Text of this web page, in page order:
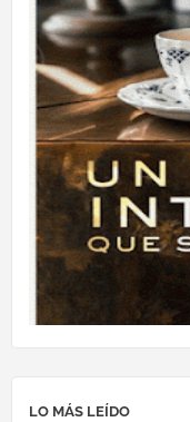
LO MÁS LEÍDO